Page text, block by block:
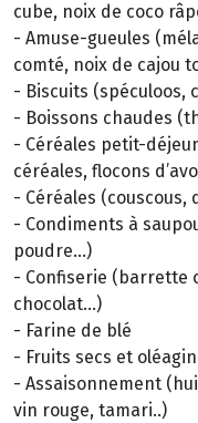
cube, noix de coco
- Amuse-gueules
comté, noix de cajou
- Biscuits (spéculoos,
- Boissons chaudes
- Céréales petit-
céréales, flocons
- Céréales
- Condiments à
poudre...)
- Confiserie (barrette
chocolat...)
- Farine de blé
- Fruits secs et
- Assaisonnement
vin rouge, tamari..)